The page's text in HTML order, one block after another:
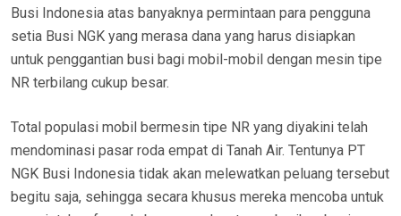
Busi Indonesia atas banyaknya permintaan para pengguna
setia Busi NGK yang merasa dana yang harus disiapkan
untuk penggantian busi bagi mobil-mobil dengan mesin tipe
NR terbilang cukup besar.
Total populasi mobil bermesin tipe NR yang diyakini telah
mendominasi pasar roda empat di Tanah Air. Tentunya PT
NGK Busi Indonesia tidak akan melewatkan peluang tersebut
begitu saja, sehingga secara khusus mereka mencoba untuk